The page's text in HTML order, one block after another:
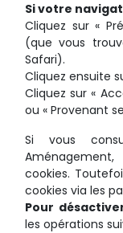
Si votre
Cliquez sur «
(que vous
Safari).
Cliquez ensuite
Cliquez sur «
ou « Provenant
Si vous
cookies.
cookies via les
Pour
les opérations